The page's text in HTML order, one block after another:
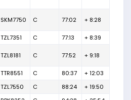
SKM7750 C 77:02 + 8:28
TZL7351 C 77:13 + 8:39
TZL8181 C 77:52 + 9:18
TTR8551 C 80:37
+ 12:03
TZL7550 C 88:24
+ 19:50